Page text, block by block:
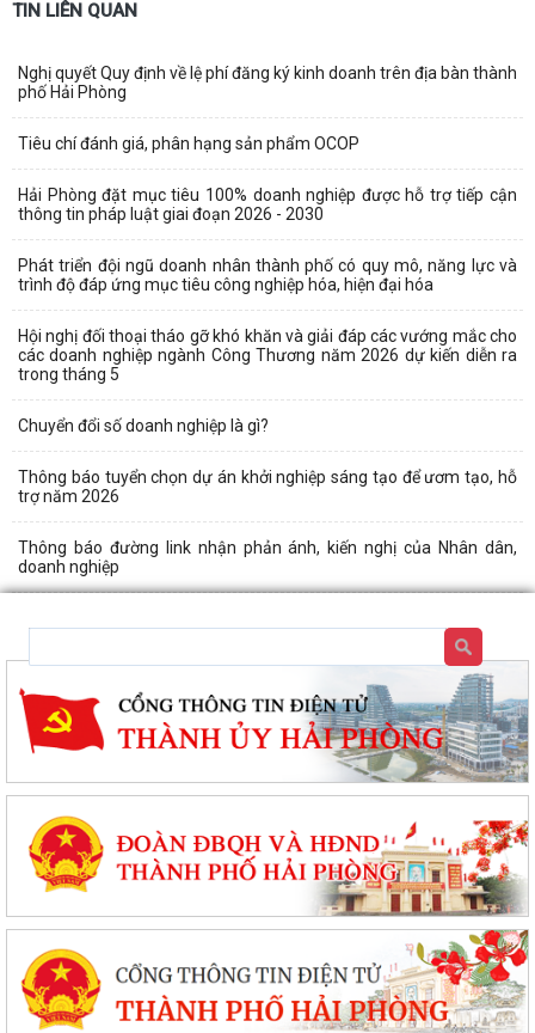
TIN LIÊN QUAN
Nghị quyết Quy định về lệ phí đăng ký kinh doanh trên địa bàn thành
phố Hải Phòng
Tiêu chí đánh giá, phân hạng sản phẩm OCOP
Hải Phòng đặt mục tiêu 100% doanh nghiệp được hỗ trợ tiếp cận
thông tin pháp luật giai đoạn 2026 - 2030
Phát triển đội ngũ doanh nhân thành phố có quy mô, năng lực và
trình độ đáp ứng mục tiêu công nghiệp hóa, hiện đại hóa
Hội nghị đối thoại tháo gỡ khó khăn và giải đáp các vướng mắc cho
các doanh nghiệp ngành Công Thương năm 2026 dự kiến diễn ra
trong tháng 5
Chuyển đổi số doanh nghiệp là gì?
Thông báo tuyển chọn dự án khởi nghiệp sáng tạo để ươm tạo, hỗ
trợ năm 2026
Thông báo đường link nhận phản ánh, kiến nghị của Nhân dân,
doanh nghiệp